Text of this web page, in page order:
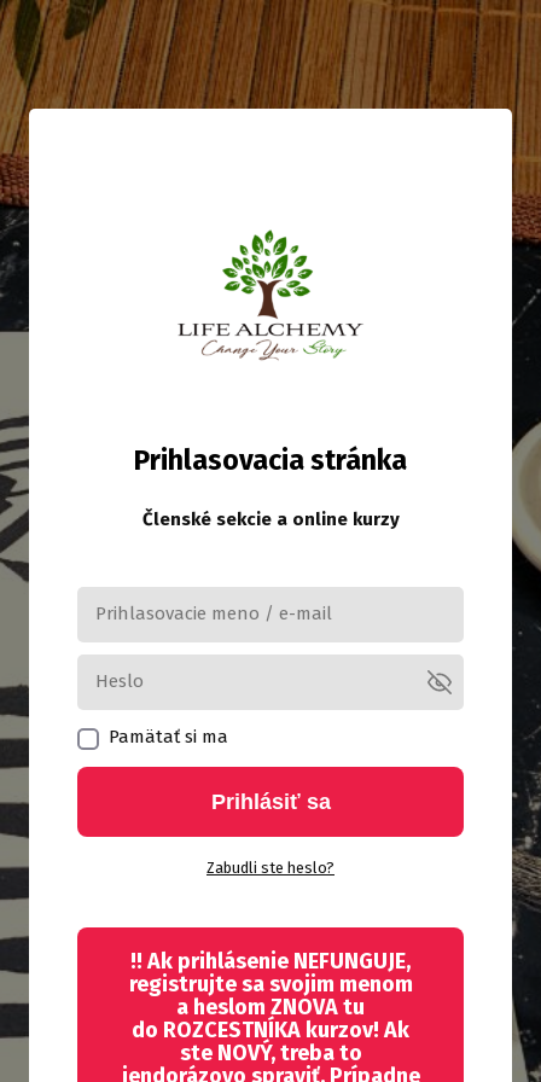
Prihlasovacia stránka
Členské sekcie a online kurzy
Pamätať si ma
Prihlásiť sa
Zabudli ste heslo?
!! Ak prihlásenie NEFUNGUJE,
registrujte sa svojim menom
a heslom ZNOVA tu
do ROZCESTNÍKA kurzov! Ak
ste NOVÝ, treba to
jendorázovo spraviť. Prípadne